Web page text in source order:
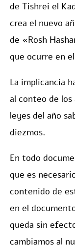
de Tishrei el
crea el nuevo
de «Rosh
que ocurre en
La implicancia
al conteo de los
leyes del año
diezmos.
En todo
que es
contenido de
en el
queda sin
cambiamos al